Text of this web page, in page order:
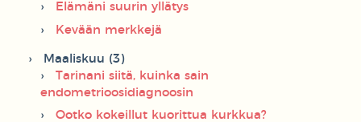
Elämäni suurin yllätys
Kevään merkkejä
Maaliskuu (3)
Tarinani siitä, kuinka sain
endometrioosidiagnoosin
Ootko kokeillut kuorittua kurkkua?